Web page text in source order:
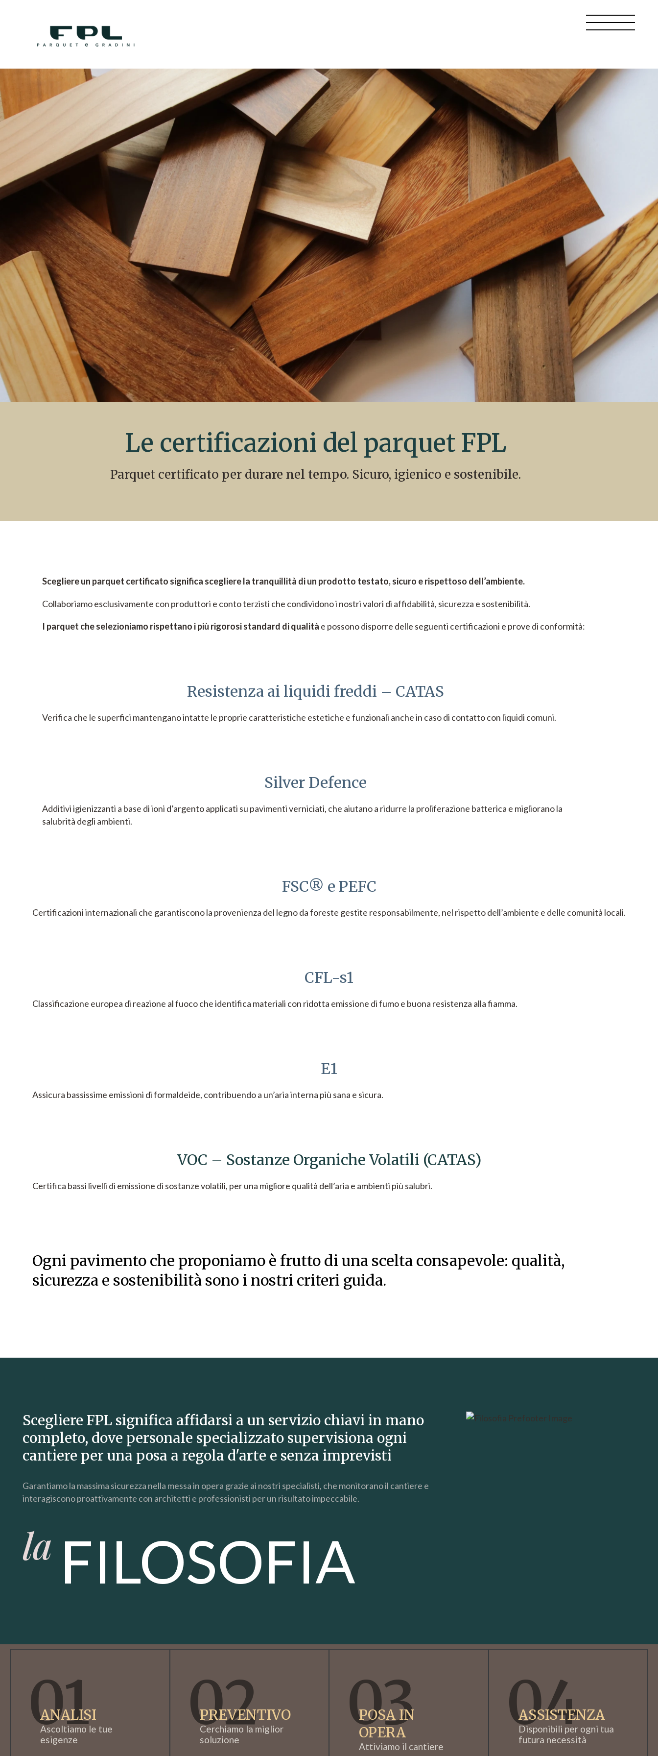
Le certificazioni del parquet FPL
Parquet certificato per durare nel tempo. Sicuro, igienico e sostenibile.
Scegliere un parquet certificato significa scegliere la tranquillità di un prodotto testato, sicuro e rispettoso dell’ambiente.
Collaboriamo esclusivamente con produttori e conto terzisti che condividono i nostri valori di affidabilità, sicurezza e sostenibilità.
I parquet che selezioniamo rispettano i più rigorosi standard di qualità e possono disporre delle seguenti certificazioni e prove di conformità:
Resistenza ai liquidi freddi – CATAS
Verifica che le superfici mantengano intatte le proprie caratteristiche estetiche e funzionali anche in caso di contatto con liquidi comuni.
Silver Defence
Additivi igienizzanti a base di ioni d’argento applicati su pavimenti verniciati, che aiutano a ridurre la proliferazione batterica e migliorano la
salubrità degli ambienti.
FSC® e PEFC
Certificazioni internazionali che garantiscono la provenienza del legno da foreste gestite responsabilmente, nel rispetto dell’ambiente e delle comunità locali.
CFL-s1
Classificazione europea di reazione al fuoco che identifica materiali con ridotta emissione di fumo e buona resistenza alla fiamma.
E1
Assicura bassissime emissioni di formaldeide, contribuendo a un’aria interna più sana e sicura.
VOC – Sostanze Organiche Volatili (CATAS)
Certifica bassi livelli di emissione di sostanze volatili, per una migliore qualità dell’aria e ambienti più salubri.
Ogni pavimento che proponiamo è frutto di una scelta consapevole: qualità,
sicurezza e sostenibilità sono i nostri criteri guida.
Scegliere FPL significa affidarsi a un servizio chiavi in mano
completo, dove personale specializzato supervisiona ogni
cantiere per una posa a regola d'arte e senza imprevisti
Garantiamo la massima sicurezza nella messa in opera grazie ai nostri specialisti, che monitorano il cantiere e
interagiscono proattivamente con architetti e professionisti per un risultato impeccabile.
la FILOSOFIA
01
ANALISI
Ascoltiamo le tue
esigenze
02
PREVENTIVO
Cerchiamo la miglior
soluzione
03
POSA IN
OPERA
Attiviamo il cantiere
04
ASSISTENZA
Disponibili per ogni tua
futura necessità